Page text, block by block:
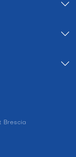
Brescia